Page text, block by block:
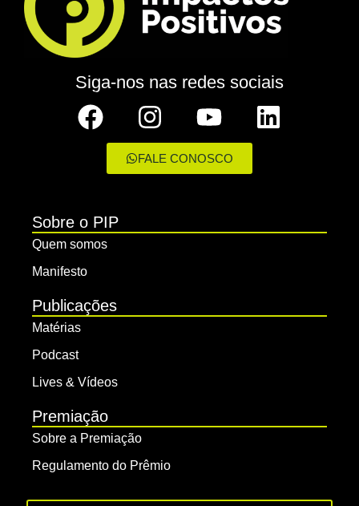
Siga-nos nas redes sociais
FALE CONOSCO
Sobre o PIP
Quem somos
Manifesto
Publicações
Matérias
Podcast
Lives & Vídeos
Premiação
Sobre a Premiação
Regulamento do Prêmio